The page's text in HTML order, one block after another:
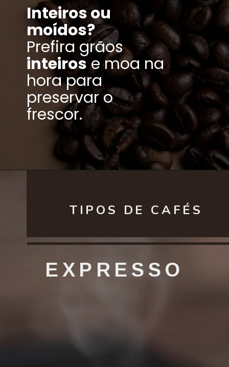
Inteiros ou
moídos?
Prefira grãos
inteirose moa na
hora para
preservar o
frescor.
TIPOS DE CAFÉS
EXPRESSO